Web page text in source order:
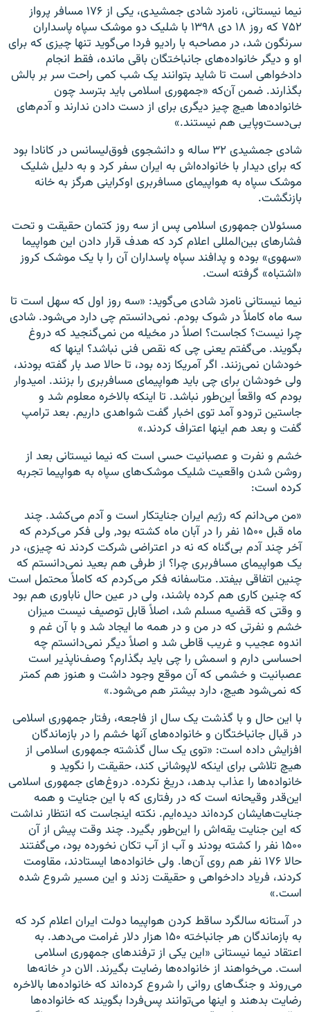
نیما نیستانی، نامزد شادی جمشیدی، یکی از ۱۷۶ مسافر پرواز
۷۵۲ که روز ۱۸ دی ۱۳۹۸ با شلیک دو موشک سپاه پاسداران
سرنگون شد، در مصاحبه با رادیو فردا می‌گوید تنها چیزی که برای
او و دیگر خانواده‌های جانباختگان باقی مانده، فقط انجام
دادخواهی است تا شاید بتوانند یک شب کمی راحت سر بر بالش
بگذارند. ضمن آن‌که «جمهوری اسلامی باید بترسد چون
خانواده‌ها هیچ چیز دیگری برای از دست دادن ندارند و آدم‌های
بی‌دست‌وپایی هم نیستند.»
شادی جمشیدی ۳۲ ساله و دانشجوی فوق‌لیسانس در کانادا بود
که برای دیدار با خانواده‌‌اش به ایران سفر کرد و به دلیل شلیک
موشک سپاه به هواپیمای مسافربری اوکراینی هرگز به خانه
بازنگشت.
مسئولان جمهوری اسلامی پس از سه روز کتمان حقیقت و تحت
فشارهای بین‌المللی اعلام کرد که هدف قرار دادن این هواپیما
«سهوی» بوده و پدافند سپاه پاسداران آن را با یک موشک کروز
«اشتباه» گرفته است.
نیما نیستانی نامزد شادی می‌گوید: «سه روز اول که سهل است تا
سه ماه کاملاً در شوک بودم. نمی‌دانستم چی دارد می‌شود. شادی
چرا نیست؟ کجاست؟ اصلاً در مخیله من نمی‌گنجید که دروغ
بگویند. می‌گفتم یعنی چی که نقص فنی نباشد؟ اینها که
خودشان نمی‌زنند. اگر آمریکا زده بود، تا حالا صد بار گفته بودند،
ولی خودشان برای چی باید هواپیمای مسافربری را بزنند. امیدوار
بودم که واقعاً اینطور نباشد. تا اینکه بالاخره معلوم شد و
جاستین ترودو آمد توی اخبار گفت شواهدی داریم. بعد ترامپ
گفت و بعد هم اینها اعتراف کردند.»
خشم و نفرت و عصبانیت حسی است که نیما نیستانی بعد از
روشن شدن واقعیت شلیک موشک‌های سپاه به هواپیما تجربه
کرده است:
«من می‌دانم که رژیم ایران جنایتکار است و آدم می‌کشد. چند
ماه قبل ۱۵۰۰ نفر را در آبان ماه کشته بود, ولی فکر می‌کردم که
آخر چند آدم بی‌گناه که نه در اعتراضی شرکت کردند نه چیزی، در
یک هواپیمای مسافربری چرا؟ از طرفی هم بعید نمی‌دانستم که
چنین اتفاقی بیفتد. متاسفانه فکر می‌کردم که کاملاً محتمل است
که چنین کاری هم کرده باشند، ولی در عین حال ناباوری هم بود
و وقتی که قضیه مسلم شد، اصلاً قابل توصیف نیست میزان
خشم و نفرتی که در من و در همه ما ایجاد شد و با آن غم و
اندوه عجیب و غریب قاطی شد و اصلاً دیگر نمی‌دانستم چه
احساسی دارم و اسمش را چی باید بگذارم؟ وصف‌ناپذیر است
عصبانیت و خشمی که آن موقع وجود داشت و هنوز هم کمتر
که نمی‌شود هیچ، دارد بیشتر هم می‌شود.»
با این حال و با گذشت یک سال از فاجعه، رفتار جمهوری اسلامی
در قبال جانباختگان و خانواده‌های آنها خشم را در بازماندگان
افزایش داده است: «توی یک سال گذشته جمهوری اسلامی از
هیچ تلاشی برای اینکه لاپوشانی کند، حقیقت را نگوید و
خانواده‌ها را عذاب بدهد، دریغ نکرده. دروغ‌های جمهوری اسلامی
اینقدر وقیحانه است که در رفتاری که با این جنایت و همه
جنایت‌هایشان کرده‌‌اند دیده‌‌ایم. نکته اینجاست که انتظار نداشت
که این جنایت یقه‌‌اش را اینطور بگیرد. چند وقت پیش از آن
۱۵۰۰ نفر را کشته بودند و آب از آب تکان نخورده بود، می‌گفتند
حالا ۱۷۶ نفر هم روی آن‌ها. ولی خانواده‌ها ایستادند، مقاومت
کردند، فریاد دادخواهی و حقیقت زدند و این مسیر شروع شده
است.»
در آستانه سالگرد ساقط کردن هواپیما دولت ایران اعلام کرد که
به بازماندگان هر جانباخته ۱۵۰ هزار دلار غرامت می‌دهد. به
اعتقاد نیما نیستانی «این یکی از ترفندهای جمهوری اسلامی
است. می‌خواهند از خانواده‌ها رضایت بگیرند. الان درِ خانه‌ها
می‌روند و جنگ‌های روانی را شروع کرده‌‌اند که خانواده‌ها بالاخره
رضایت بدهند و اینها می‌توانند پس‌فردا بگویند که خانواده‌ها